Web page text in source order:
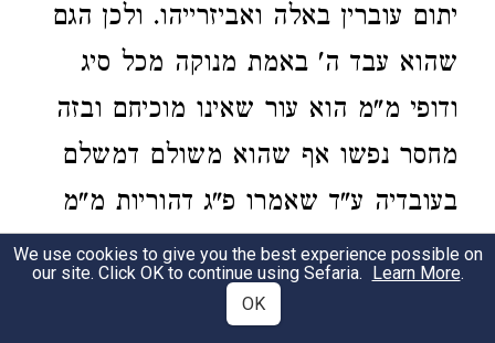
יתום עוברין באלה ואביזרייהו. ולכן הגם
שהוא עבד ה' באמת מנוקה מכל סיג
ודופי מ"מ הוא עור שאינו מוכיחם ובזה
מחסר נפשו אף שהוא משולם דמשלם
בעובדיה ע"ד שאמרו פ"ג דהוריות מ"מ
הוליד את חסרו"ן במה שאינו מוכיח
ומזכה לחייבא ולכך נקרא עור:
We use cookies to give you the best experience possible on
our site. Click OK to continue using Sefaria. Learn More.
OK